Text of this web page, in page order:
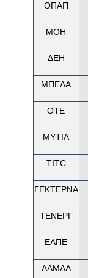
ΟΠΑΠ
ΜΟΗ
ΔΕΗ
ΜΠΕΛΑ
ΟΤΕ
ΜΥΤΙΛ
TITC
ΓΕΚΤΕΡΝΑ
ΤΕΝΕΡΓ
ΕΛΠΕ
ΛΑΜΔΑ